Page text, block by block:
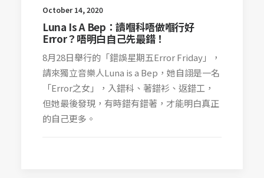
October 14, 2020
Luna Is A Bep：讀嗰科唔做嗰行好
Error？唔明白自己先最錯！
8月28日舉行的「錯誤星期五Error Friday」，
請來獨立音樂人Luna is a Bep，她自詡是一名
「Error之女」，入錯科、著錯衫、返錯工，
但她最後發現，有時錯有錯著，才能明白真正
的自己更多。